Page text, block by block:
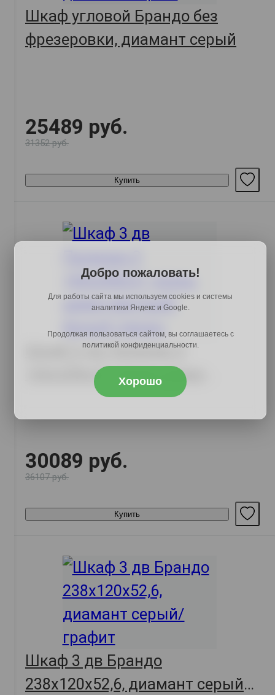
Шкаф угловой Брандо без
фрезеровки, диамант серый
25489 руб.
31352 руб.
Купить
Шкаф 3 дв Палермо 3
160х208х51, ясень шимо
светлый/белый глянец
30089 руб.
36107 руб.
Купить
Шкаф 3 дв Брандо
238х120х52,6, диамант серый/
Добро пожаловать!
Для работы сайта мы используем cookies и системы
аналитики Яндекс и Google.
Продолжая пользоваться сайтом, вы соглашаетесь с
политикой конфиденциальности.
Хорошо